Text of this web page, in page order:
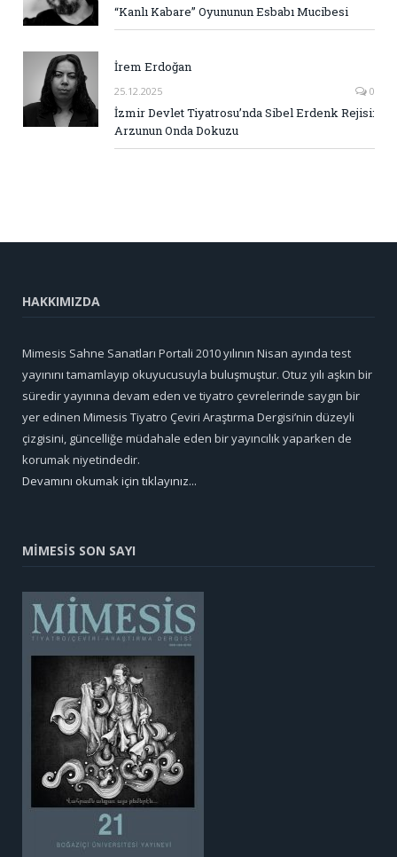
“Kanlı Kabare” Oyununun Esbabı Mucibesi
İrem Erdoğan
25.12.2025 0
İzmir Devlet Tiyatrosu’nda Sibel Erdenk Rejisi:
Arzunun Onda Dokuzu
HAKKIMIZDA
Mimesis Sahne Sanatları Portali 2010 yılının Nisan ayında test
yayınını tamamlayıp okuyucusuyla buluşmuştur. Otuz yılı aşkın bir
süredir yayınına devam eden ve tiyatro çevrelerinde saygın bir
yer edinen Mimesis Tiyatro Çeviri Araştırma Dergisi’nin düzeyli
çizgisini, güncelliğe müdahale eden bir yayıncılık yaparken de
korumak niyetindedir.
Devamını okumak için tıklayınız...
MİMESİS SON SAYI